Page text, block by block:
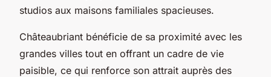
studios aux maisons familiales spacieuses.
Châteaubriant bénéficie de sa proximité avec les
grandes villes tout en offrant un cadre de vie
paisible, ce qui renforce son attrait auprès des